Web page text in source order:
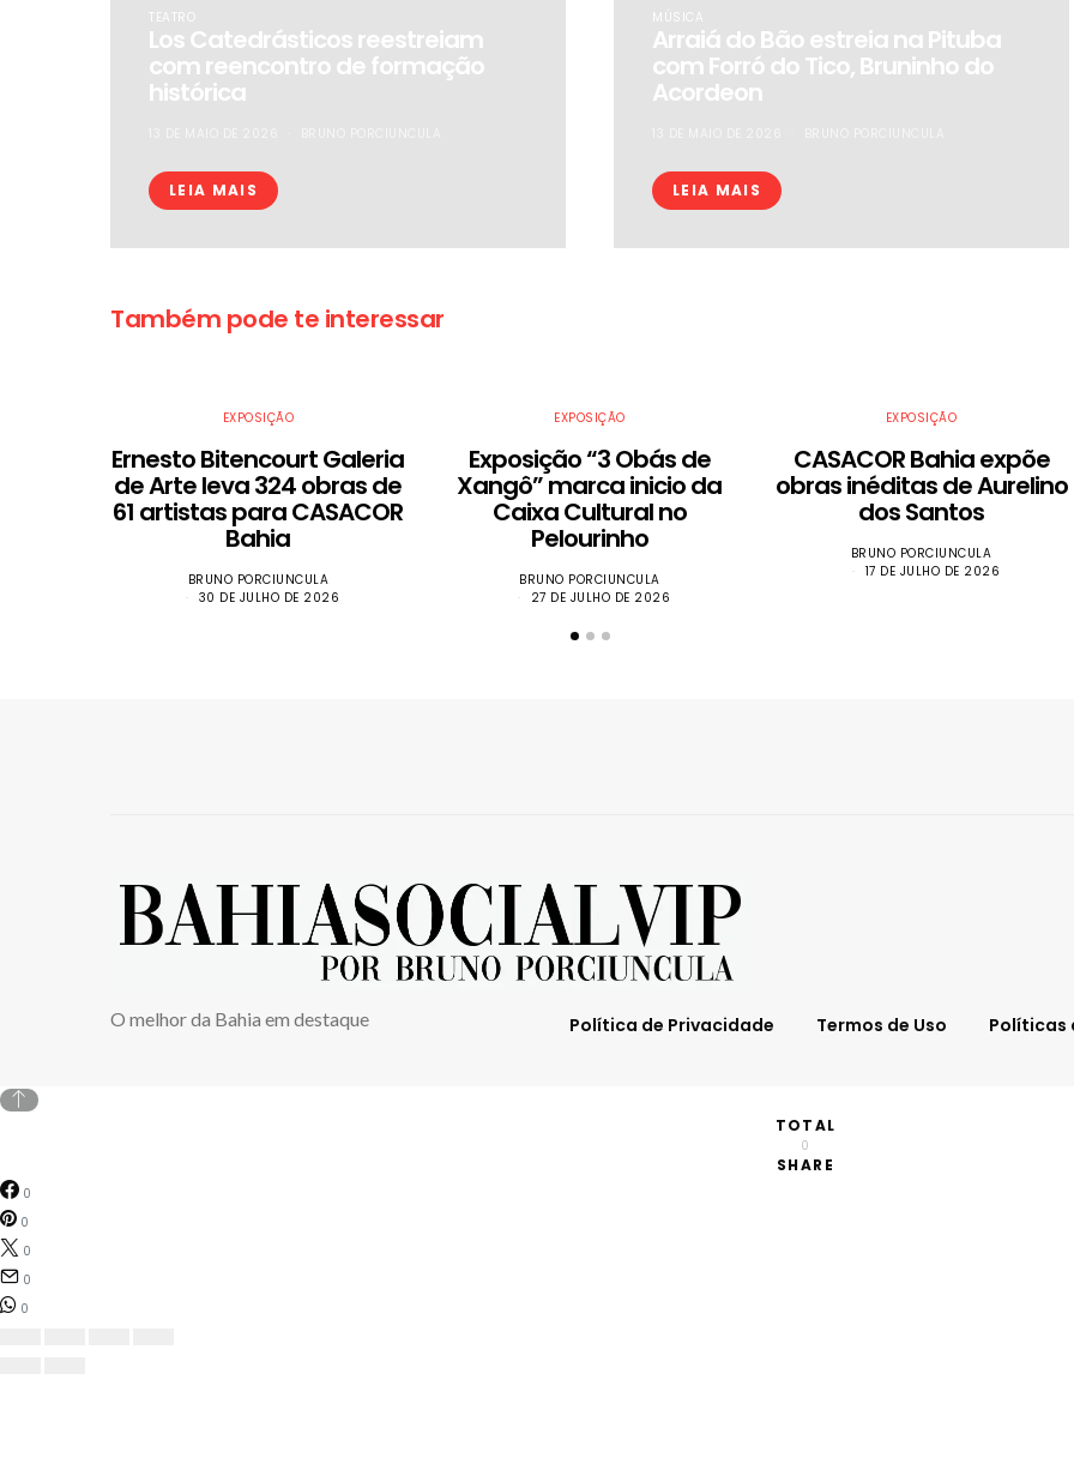
TEATRO
Los Catedrásticos reestreiam
com reencontro de formação
histórica
LEIA MAIS
MÚSICA
Arraiá do Bão estreia na Pituba
com Forró do Tico, Bruninho do
Acordeon
LEIA MAIS
Também pode te interessar
EXPOSIÇÃO
Ernesto Bitencourt Galeria
de Arte leva 324 obras de
61 artistas para CASACOR
Bahia
BRUNO PORCIUNCULA
30 DE JULHO DE 2026
EXPOSIÇÃO
Exposição “3 Obás de
Xangô” marca inicio da
Caixa Cultural no
Pelourinho
BRUNO PORCIUNCULA
27 DE JULHO DE 2026
EXPOSIÇÃO
CASACOR Bahia expõe
obras inéditas de Aurelino
dos Santos
BRUNO PORCIUNCULA
17 DE JULHO DE 2026
Política de Privacidade Termos de Uso Políticas
O melhor da Bahia em destaque
TOTAL
0
SHARE
0
0
0
0
0